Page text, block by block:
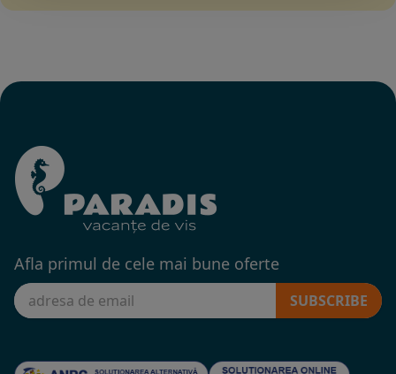
Afla primul de cele mai bune oferte
SUBSCRIBE